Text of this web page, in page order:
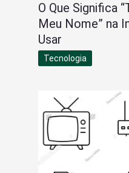
O Que Significa
Meu Nome” na
Usar
Tecnologia